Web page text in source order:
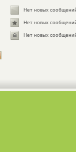
Нет новых
Нет новых
Нет новых